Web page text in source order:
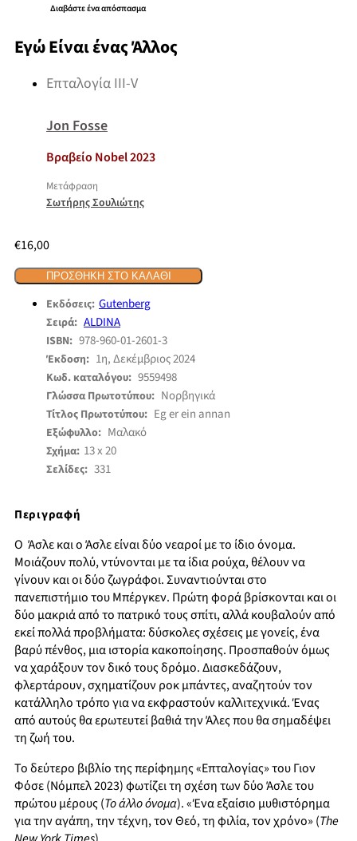
Διαβάστε ένα απόσπασμα
Εγώ Είναι ένας Άλλος
Επταλογία III-V
Jon Fosse
Βραβείο Nobel 2023
Μετάφραση
Σωτήρης Σουλιώτης
€16,00
ΠΡΟΣΘΉΚΗ ΣΤΟ ΚΑΛΆΘΙ
Εκδόσεις: Gutenberg
Σειρά: ALDINA
ISBN: 978-960-01-2601-3
Έκδοση: 1η, Δεκέμβριος 2024
Κωδ. καταλόγου: 9559498
Γλώσσα Πρωτοτύπου: Νορβηγικά
Τίτλος Πρωτοτύπου: Eg er ein annan
Εξώφυλλο: Μαλακό
Σχήμα: 13 x 20
Σελίδες: 331
Περιγραφή
Ο Άσλε και ο Άσλε είναι δύο νεαροί με το ίδιο όνομα.
Μοιάζουν πολύ, ντύνονται με τα ίδια ρούχα, θέλουν να
γίνουν και οι δύο ζωγράφοι. Συναντιούνται στο
πανεπιστήμιο του Μπέργκεν. Πρώτη φορά βρίσκονται και οι
δύο μακριά από το πατρικό τους σπίτι, αλλά κουβαλούν από
εκεί πολλά προβλήματα: δύσκολες σχέσεις με γονείς, ένα
βαρύ πένθος, μια ιστορία κακοποίησης. Προσπαθούν όμως
να χαράξουν τον δικό τους δρόμο. Διασκεδάζουν,
φλερτάρουν, σχηματίζουν ροκ μπάντες, αναζητούν τον
κατάλληλο τρόπο για να εκφραστούν καλλιτεχνικά. Ένας
από αυτούς θα ερωτευτεί βαθιά την Άλες που θα σημαδέψει
τη ζωή του.
Το δεύτερο βιβλίο της περίφημης «Επταλογίας» του Γιον
Φόσε (Νόμπελ 2023) φωτίζει τη σχέση των δύο Άσλε του
πρώτου μέρους (Το άλλο όνομα). «Ένα εξαίσιο μυθιστόρημα
για την αγάπη, την τέχνη, τον Θεό, τη φιλία, τον χρόνο» (The